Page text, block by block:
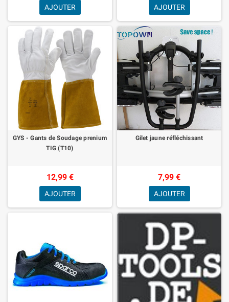
AJOUTER AJOUTER
GYS - Gants de Soudage prenium
TIG (T10)
12,99 €
AJOUTER
Gilet jaune réfléchissant
7,99 €
AJOUTER